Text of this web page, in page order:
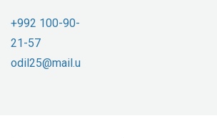
+992 100-90-
21-57
odil25@mail.u